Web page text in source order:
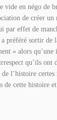
vide en négo de
de créer un
par effet de
a préféré sortir de
» alors qu’une
qu’ils ont
l’histoire certes
de cette histoire